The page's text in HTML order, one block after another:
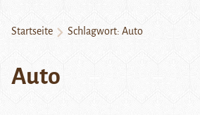
Startseite Schlagwort: Auto
Auto